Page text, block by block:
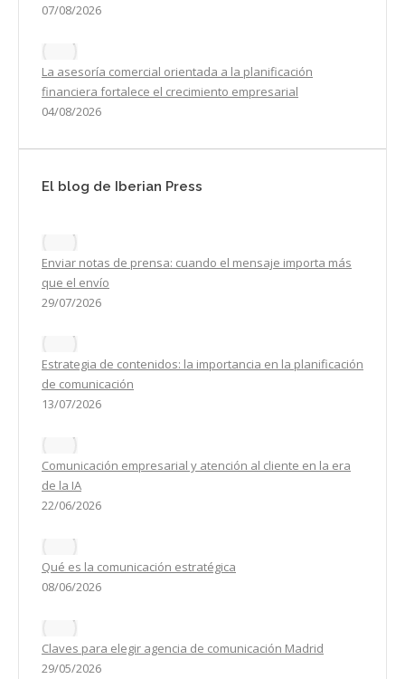
07/08/2026
La asesoría comercial orientada a la planificación
financiera fortalece el crecimiento empresarial
04/08/2026
El blog de Iberian Press
Enviar notas de prensa: cuando el mensaje importa más
que el envío
29/07/2026
Estrategia de contenidos: la importancia en la planificación
de comunicación
13/07/2026
Comunicación empresarial y atención al cliente en la era
de la IA
22/06/2026
Qué es la comunicación estratégica
08/06/2026
Claves para elegir agencia de comunicación Madrid
29/05/2026